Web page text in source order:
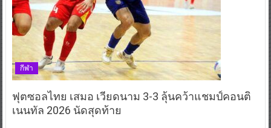
กีฬา
ฟุตซอลไทย เสมอ เวียดนาม 3-3 ลุ้นคว้าแชมป์คอนติ
เนนทัล 2026 นัดสุดท้าย